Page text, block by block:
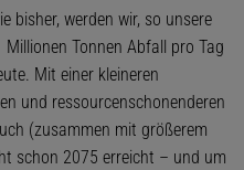
bisher, werden wir, so unsere
Tonnen Abfall pro Tag
Mit einer kleineren
und ressourcenschonenderen
(zusammen mit größerem
schon 2075 erreicht – und um